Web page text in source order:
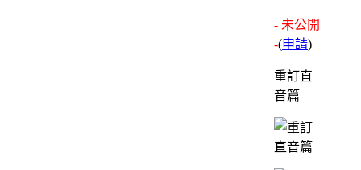
- 未公開
-(申請)
重訂直
音篇